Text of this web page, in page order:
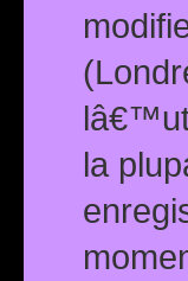
la